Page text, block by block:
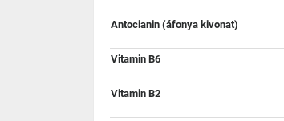
Antocianin (áfonya kivonat)
Vitamin B6
Vitamin B2